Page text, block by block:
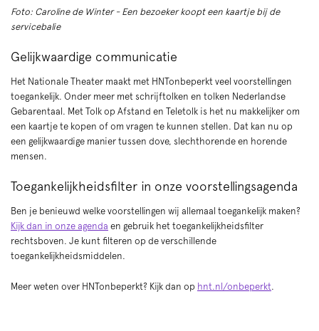
Foto: Caroline de Winter - Een bezoeker koopt een kaartje bij de
servicebalie
Gelijkwaardige communicatie
Het Nationale Theater maakt met HNTonbeperkt veel voorstellingen
toegankelijk. Onder meer met schrijftolken en tolken Nederlandse
Gebarentaal. Met Tolk op Afstand en Teletolk is het nu makkelijker om
een kaartje te kopen of om vragen te kunnen stellen. Dat kan nu op
een gelijkwaardige manier tussen dove, slechthorende en horende
mensen.
Toegankelijkheidsfilter in onze voorstellingsagenda
Ben je benieuwd welke voorstellingen wij allemaal toegankelijk maken?
Kijk dan in onze agenda en gebruik het toegankelijkheidsfilter
rechtsboven. Je kunt filteren op de verschillende
toegankelijkheidsmiddelen.
Meer weten over HNTonbeperkt? Kijk dan op hnt.nl/onbeperkt.